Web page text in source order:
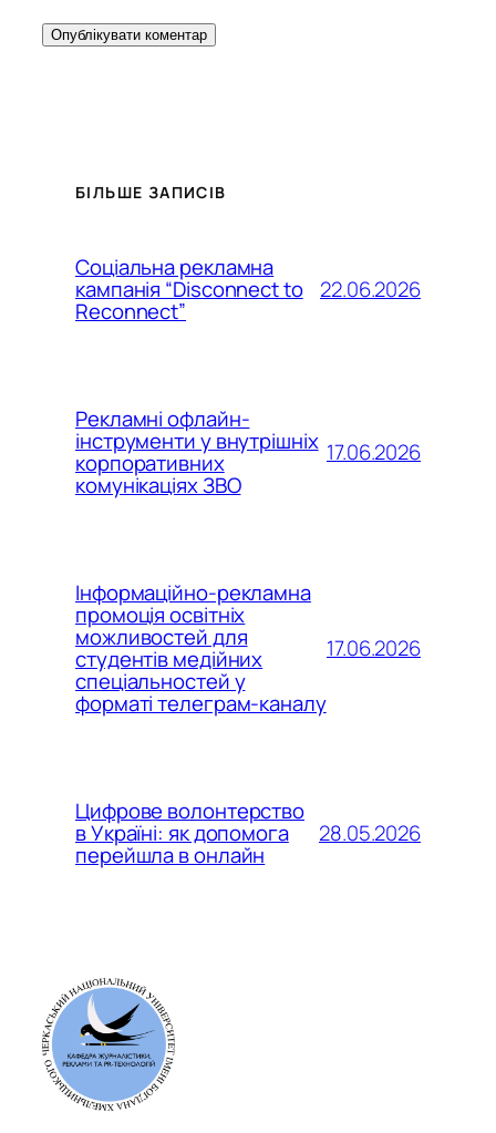
БІЛЬШЕ ЗАПИСІВ
Соціальна рекламна
кампанія “Disconnect to
Reconnect”
22.06.2026
Рекламні офлайн-
інструменти у внутрішніх
корпоративних
комунікаціях ЗВО
17.06.2026
Інформаційно-рекламна
промоція освітніх
можливостей для
студентів медійних
спеціальностей у
форматі телеграм-каналу
17.06.2026
Цифрове волонтерство
в Україні: як допомога
перейшла в онлайн
28.05.2026